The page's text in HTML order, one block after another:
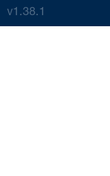
v1.38.1